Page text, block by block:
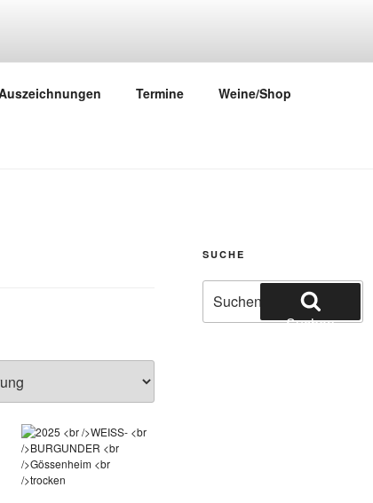
Termine Weine/Shop
SUCHE
nach:
Suchen